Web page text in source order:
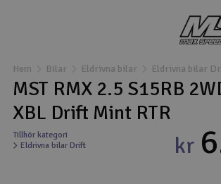
Drönare
Drönare för FPV
Flygplan
Hem Bilar Eldrivna bilar Eldrivna bilar
MST RMX 2.5 S15RB
XBL Drift Mint RTR
Tillhör kategori
Eldrivna bilar Drift
kr